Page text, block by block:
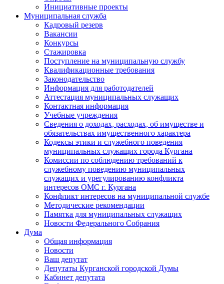
Инициативные проекты
Муниципальная служба
Кадровый резерв
Вакансии
Конкурсы
Стажировка
Поступление на муниципальную службу
Квалификационные требования
Законодательство
Информация для работодателей
Аттестация муниципальных служащих
Контактная информация
Учебные учреждения
Сведения о доходах, расходах, об имуществе и
обязательствах имущественного характера
Кодексы этики и служебного поведения
муниципальных служащих города Кургана
Комиссии по соблюдению требований к
служебному поведению муниципальных
служащих и урегулированию конфликта
интересов ОМС г. Кургана
Конфликт интересов на муниципальной службе
Методические рекомендации
Памятка для муниципальных служащих
Новости Федерального Cобрания
Дума
Общая информация
Новости
Ваш депутат
Депутаты Курганской городской Думы
Кабинет депутата